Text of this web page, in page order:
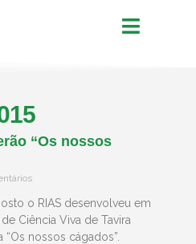
“Os nossos
o RIAS desenvolveu em
Ciência Viva de Tavira
nossos cágados”.